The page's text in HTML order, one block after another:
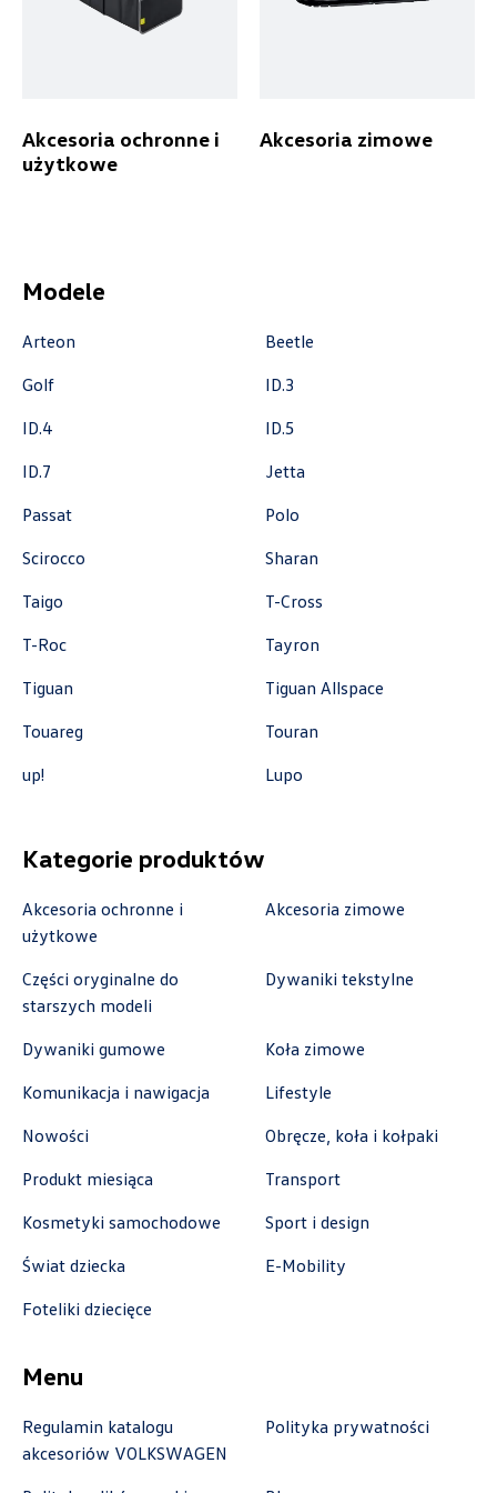
Akcesoria ochronne i
użytkowe
Akcesoria zimowe
ul. Brzezińska 17, Łódź
+48 146 274 566
akcesoria@autoforum.pl
ul. Krakowska 33, Wieliczka
Auto-Blak
+48 228 991 966
Auto-Gazda
ul. Warszawska 360, Bielsko-Biała
+48 338 223 010
marcin.fujawa@vw.auto-gazda.pl
Auto-Gazda
ul. Żorska 11A, Rybnik
+48 326 614 000
Modele
Arteon
Beetle
Golf
ID.3
ID.4
ID.5
ID.7
Jetta
Passat
Polo
Scirocco
Sharan
Taigo
T-Cross
T-Roc
Tayron
Tiguan
Tiguan Allspace
Touareg
Touran
up!
Lupo
Kategorie produktów
Akcesoria ochronne i
użytkowe
Akcesoria zimowe
Części oryginalne do
starszych modeli
Dywaniki tekstylne
Dywaniki gumowe
Koła zimowe
Komunikacja i nawigacja
Lifestyle
Nowości
Obręcze, koła i kołpaki
Produkt miesiąca
Transport
Kosmetyki samochodowe
Sport i design
Świat dziecka
E-Mobility
Foteliki dziecięce
Menu
Regulamin katalogu
akcesoriów VOLKSWAGEN
Polityka prywatności